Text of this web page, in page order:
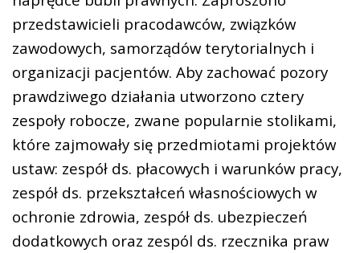
przedstawicieli pracodawców, związków
zawodowych, samorządów terytorialnych i
organizacji pacjentów. Aby zachować pozory
prawdziwego działania utworzono cztery
zespoły robocze, zwane popularnie stolikami,
które zajmowały się przedmiotami projektów
ustaw: zespół ds. płacowych i warunków pracy,
zespół ds. przekształceń własnościowych w
ochronie zdrowia, zespół ds. ubezpieczeń
dodatkowych oraz zespól ds. rzecznika praw